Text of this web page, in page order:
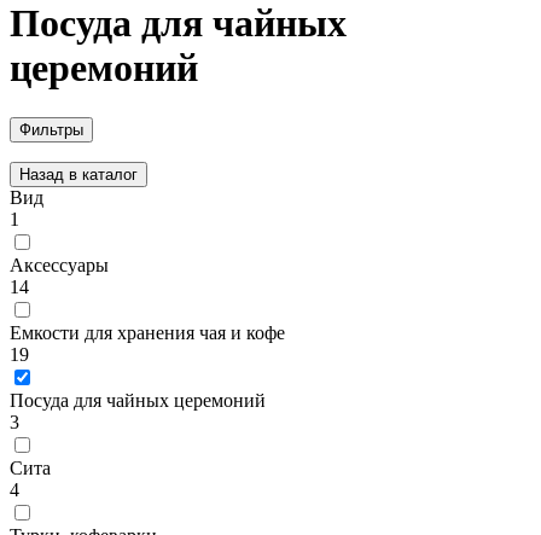
Посуда для чайных
церемоний
Фильтры
Назад в каталог
Вид
1
Аксессуары
14
Емкости для хранения чая и кофе
19
Посуда для чайных церемоний
3
Сита
4